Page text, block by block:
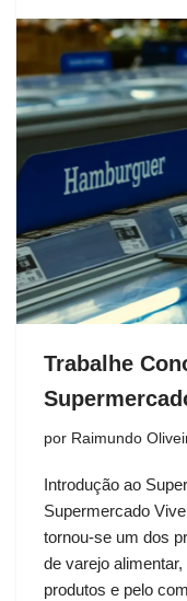
Trabalhe
por Raimundo
Introdução ao
Supermercado
tornou-se um dos
de varejo
produtos e pelo